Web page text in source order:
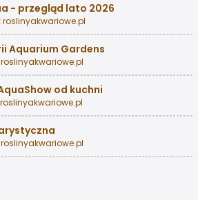
- przegląd lato 2026
roslinyakwariowe.pl
Aquarium Gardens
roslinyakwariowe.pl
od kuchni
roslinyakwariowe.pl
roslinyakwariowe.pl